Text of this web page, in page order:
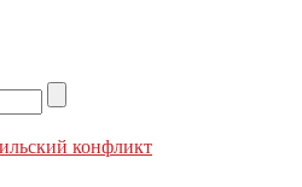
конфликт